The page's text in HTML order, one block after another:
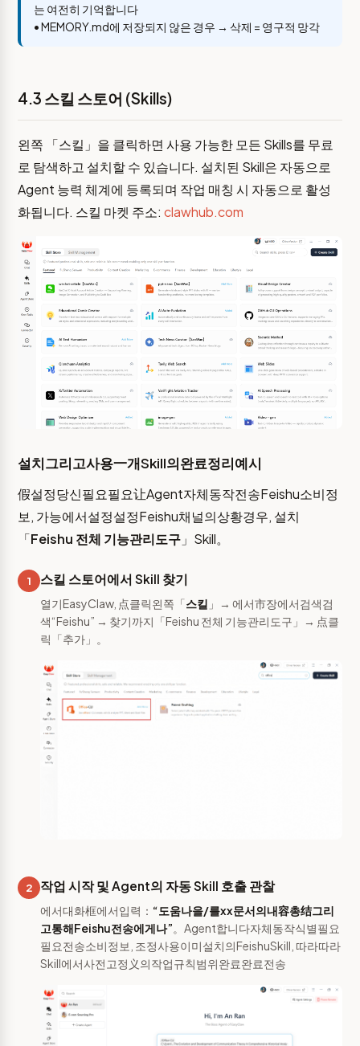
는 여전히 기억합니다
• MEMORY.md에 저장되지 않은 경우 → 삭제 = 영구적 망각
4.3 스킬 스토어 (Skills)
왼쪽 「스킬」을 클릭하면 사용 가능한 모든 Skills를 무료
로 탐색하고 설치할 수 있습니다. 설치된 Skill은 자동으로
Agent 능력 체계에 등록되며 작업 매칭 시 자동으로 활성
화됩니다. 스킬 마켓 주소: clawhub.com
설치그리고사용一개Skill의완료정리예시
假설정당신필요필요让Agent자체동작전송Feishu소비정
보, 가능에서설정설정Feishu채널의상황경우, 설치
「Feishu 전체 기능관리도구 」Skill。
1 스킬 스토어에서 Skill 찾기
열기EasyClaw, 点클릭왼쪽「스킬 」→ 에서市장에서검색검
색“Feishu” → 찾기까지「Feishu 전체 기능관리도구」→ 点클
릭「추가」。
2 작업 시작 및 Agent의 자동 Skill 호출 관찰
에서대화框에서입력： “도움나을/를xx문서의내容총结그리
고통해Feishu전송에게나” 。Agent합니다자체동작식별필요
필요전송소비정보, 조정사용이미설치의FeishuSkill, 따라따라
Skill에서사전고정义의작업규칙범위완료완료전송